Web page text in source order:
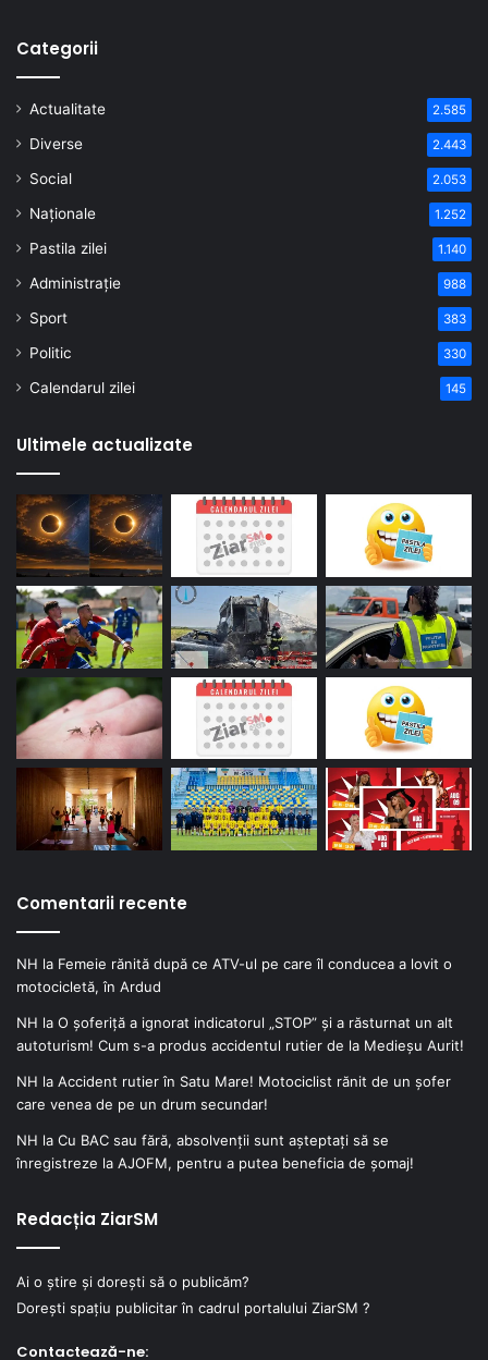
Categorii
Actualitate 2.585
Diverse 2.443
Social 2.053
Naționale 1.252
Pastila zilei 1.140
Administrație 988
Sport 383
Politic 330
Calendarul zilei 145
Ultimele actualizate
Comentarii recente
NH la Femeie rănită după ce ATV-ul pe care îl conducea a lovit o
motocicletă, în Ardud
NH la O șoferiță a ignorat indicatorul „STOP” și a răsturnat un alt
autoturism! Cum s-a produs accidentul rutier de la Medieșu Aurit!
NH la Accident rutier în Satu Mare! Motociclist rănit de un șofer
care venea de pe un drum secundar!
NH la Cu BAC sau fără, absolvenții sunt așteptați să se
înregistreze la AJOFM, pentru a putea beneficia de șomaj!
Redacția ZiarSM
Ai o știre și dorești să o publicăm?
Dorești spațiu publicitar în cadrul portalului ZiarSM ?
Contactează-ne: